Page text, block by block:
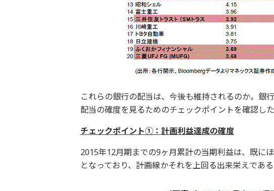
これらの銀行の配当は、今後も維持されるのか。銀
配当の確度を見るためのチェックポイントを確認した
チェックポイント①：計画利益達成の確度
2015年12月期までの9ヶ月累計の当期利益は、既に
となっており、計画線かそれを上回る出来栄えである